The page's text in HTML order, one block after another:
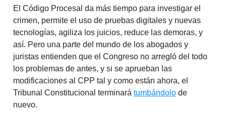
El Código Procesal da más tiempo para investigar el
crimen, permite el uso de pruebas digitales y nuevas
tecnologías, agiliza los juicios, reduce las demoras, y
así. Pero una parte del mundo de los abogados y
juristas entienden que el Congreso no arregló del todo
los problemas de antes, y si se aprueban las
modificaciones al CPP tal y como están ahora, el
Tribunal Constitucional terminará tumbándolo de
nuevo.